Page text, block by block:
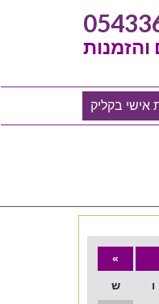
והזמנות
אישי בקליק
»
ו ש